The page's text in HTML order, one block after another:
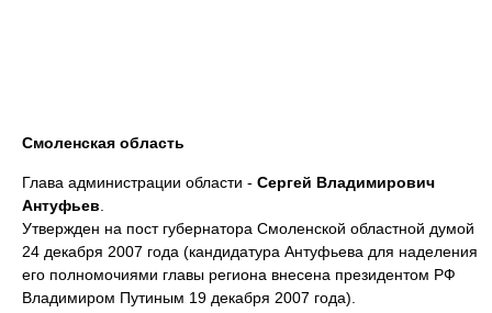
Смоленская область
Глава администрации области - Сергей Владимирович
Антуфьев
Утвержден на пост губернатора Смоленской областной думой
24 декабря 2007 года (кандидатура Антуфьева для наделения
его полномочиями главы региона внесена президентом РФ
Владимиром Путиным 19 декабря 2007 года).